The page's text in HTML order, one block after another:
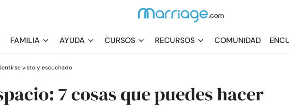
FAMILIA AYUDA CURSOS RECURSOS COMUNIDAD
visto y escuchado
7 cosas que puedes hacer